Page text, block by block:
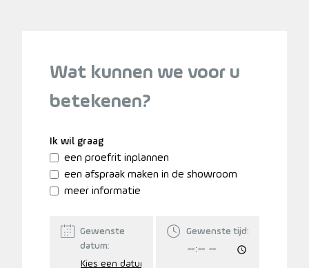
Wat kunnen we voor u
betekenen?
Ik wil graag
een proefrit inplannen
een afspraak maken in de showroom
meer informatie
Gewenste
datum:
Gewenste tijd: